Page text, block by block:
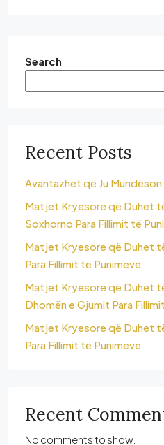
Search
Recent Posts
Avantazhet që Ju
Matjet Kryesore që Duhet
Soxhorno Para Fillimit të
Matjet Kryesore që Duhet
Para Fillimit të Punimeve
Matjet Kryesore që Duhet
Dhomën e Gjumit Para
Matjet Kryesore që Duhet
Para Fillimit të Punimeve
Recent
No comments to show.